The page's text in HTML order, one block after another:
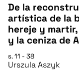
CZYSTY TEKST
pobierz cytat
De la
artística de la
hereje y
y la ceniza de
s. 11 - 38
Urszula Aszyk